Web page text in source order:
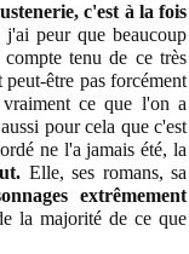
c'est à la fois
peur que beaucoup
tenu de ce très
être pas forcément
ce que l'on a
pour cela que c'est
ne l'a jamais été, la
Elle, ses romans, sa
extrêmement
la majorité de ce que